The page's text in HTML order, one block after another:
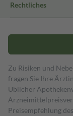
Rechtliches
Zu Risiken und
fragen Sie Ihre
Üblicher
Preisempfehlung